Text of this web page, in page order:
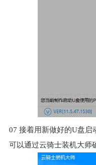
07 接着用新做好的U盘启
可以通过云骑士装机大师